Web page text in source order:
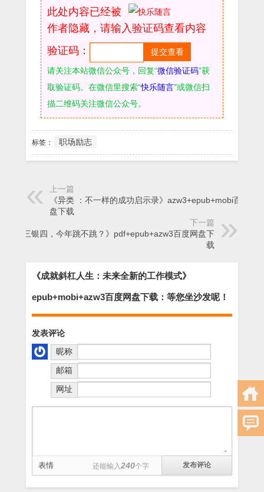
此处内容已经被
作者隐藏，请输入验证码查看内容
验证码：
请关注本站微信公众号，回复“微信验证码”获
取验证码。在微信里搜索“快乐随言”或微信扫
描二维码关注微信公众号。
标签： 职场励志
上一篇
《异类 ：不一样的成功启示录》azw3+epub+mobi百度网
盘下载
下一篇
《金三银四，今年跳不跳？》pdf+epub+azw3百度网盘下
载
《成就斜杠人生：未来全新的工作模式》
epub+mobi+azw3百度网盘下载：等您坐沙发呢！
发表评论
昵称
邮箱
网址
表情 还能输入 240个字